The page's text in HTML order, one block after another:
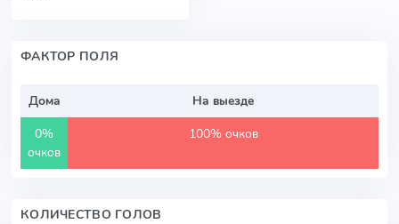
ФАКТОР ПОЛЯ
Дома
На выезде
0%
очков
100% очков
КОЛИЧЕСТВО ГОЛОВ